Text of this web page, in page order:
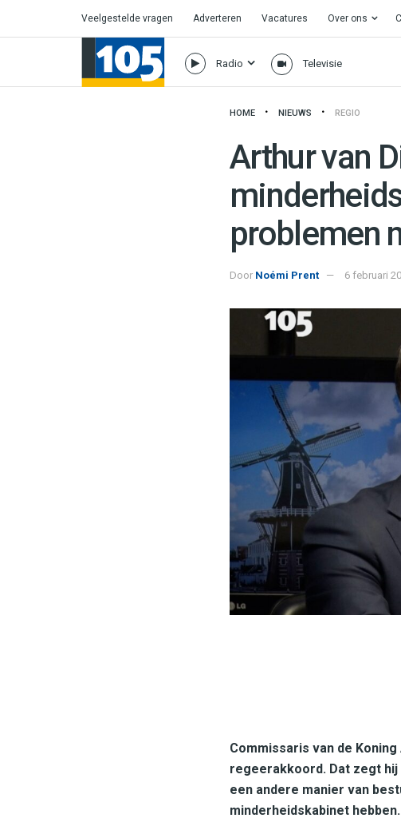
Veelgestelde vragen Adverteren Vacatures Over ons
Radio Televisie
HOME NIEUWS REGIO
Arthur van
problemen
Door Noémi Prent 6 februari
Commissaris van de
regeerakkoord. Dat zegt hij
een andere manier van
minderheidskabinet